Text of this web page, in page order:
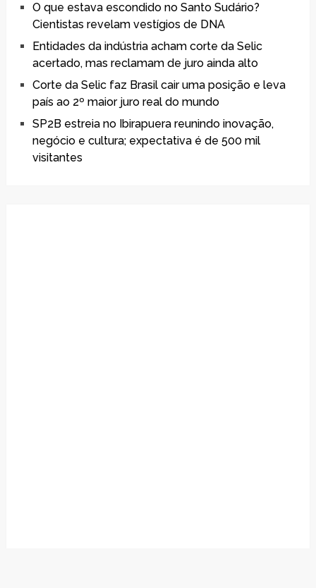
O que estava escondido no Santo Sudário?
Cientistas revelam vestígios de DNA
Entidades da indústria acham corte da Selic
acertado, mas reclamam de juro ainda alto
Corte da Selic faz Brasil cair uma posição e leva
país ao 2º maior juro real do mundo
SP2B estreia no Ibirapuera reunindo inovação,
negócio e cultura; expectativa é de 500 mil
visitantes